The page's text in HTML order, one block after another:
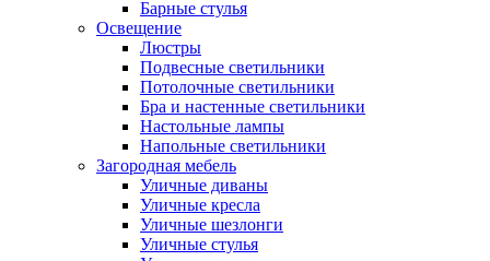
Барные стулья
Освещение
Люстры
Подвесные светильники
Потолочные светильники
Бра и настенные светильники
Настольные лампы
Напольные светильники
Загородная мебель
Уличные диваны
Уличные кресла
Уличные шезлонги
Уличные стулья